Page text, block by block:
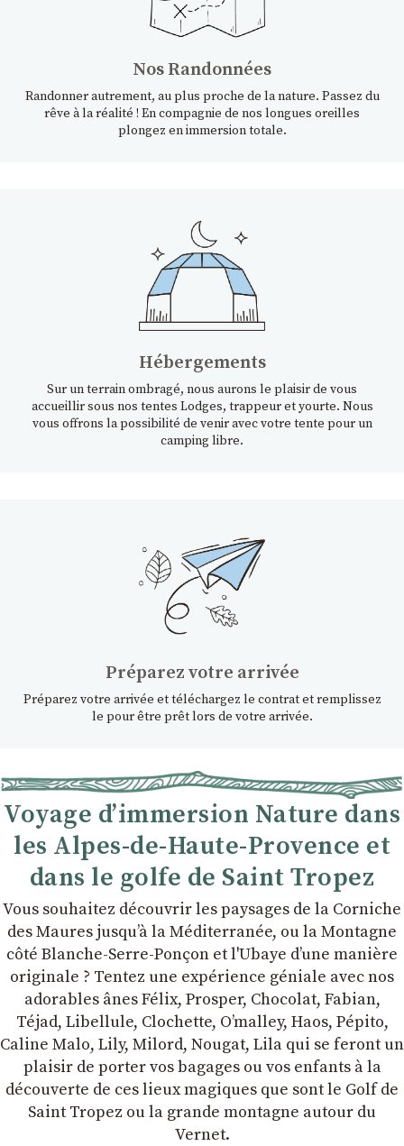
Nos Randonnées
Randonner autrement, au plus proche de la nature. Passez du
rêve à la réalité ! En compagnie de nos longues oreilles
plongez en immersion totale.
Hébergements
Sur un terrain ombragé, nous aurons le plaisir de vous
accueillir sous nos tentes Lodges, trappeur et yourte. Nous
vous offrons la possibilité de venir avec votre tente pour un
camping libre.
Préparez votre arrivée
Préparez votre arrivée et téléchargez le contrat et remplissez
le pour être prêt lors de votre arrivée.
Voyage d’immersion Nature dans
les Alpes-de-Haute-Provence et
dans le golfe de Saint Tropez
Vous souhaitez découvrir les paysages de la Corniche
des Maures jusqu’à la Méditerranée, ou la Montagne
côté Blanche-Serre-Ponçon et l'Ubaye dʼune manière
originale ? Tentez une expérience géniale avec nos
adorables ânes Félix, Prosper, Chocolat, Fabian,
Téjad, Libellule, Clochette, Oʼmalley, Haos, Pépito,
Caline Malo, Lily, Milord, Nougat, Lila qui se feront un
plaisir de porter vos bagages ou vos enfants à la
découverte de ces lieux magiques que sont le Golf de
Saint Tropez ou la grande montagne autour du
Vernet.